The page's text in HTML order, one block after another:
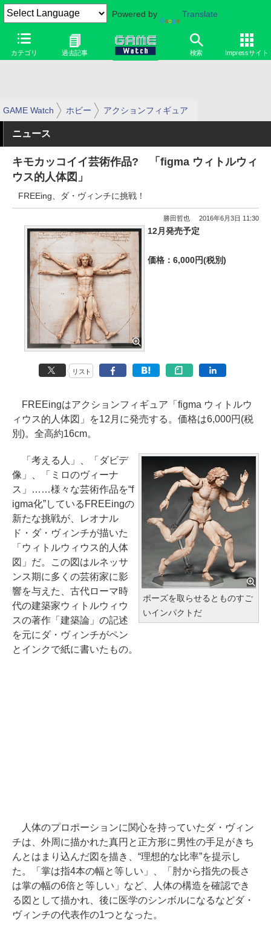
Powered by Translate
カテゴリ 過去記事 検索 Impressサイト
GAME Watch ホビー アクションフィギュア
ニュース
キモカッコイイ芸術作品? 「figma ウィトルウィ
ウス的人体図」
FREEing、ダ・ヴィンチに挑戦！
勝田哲也 2016年6月3日 11:30
12月発売予定
価格：6,000円(税別)
リスト
FREEingはアクションフィギュア「figma ウィトルウ
ィウス的人体図」を12月に発売する。価格は6,000円(税
別)。全高約16cm。
ポーズを取らせるとものすご
いインパクトだ
「考える人」、「ダビデ
像」、「ミロのヴィーナ
ス」……様々な芸術作品を“f
igma化”しているFREEingの
新たな挑戦が、レオナル
ド・ダ・ヴィンチが描いた
「ウィトルウィウス的人体
図」だ。この図はルネッサ
ンス期に多くの芸術家に影
響を与えた、古代ローマ時
代の建築家ウィトルウィウ
スの著作「建築論」の記述
を元にダ・ヴィンチがペン
とインクで紙に書いたもの。
人体のプロポーションに関心を持っていたダ・ヴィン
チは、外周に描かれた真円と正方形に男性の手足がきち
んとはまり込んだ図を描き、“理想的な比率”を提示し
た。「掌は指4本の幅と等しい」、「肘から指先の長さ
は掌の幅の6倍と等しい」など、人体の構造を確認でき
る図として描かれ、後に医学のシンボルになるなどダ・
ヴィンチの代表作の1つとなった。